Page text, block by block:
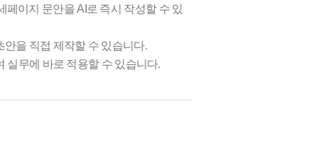
페이지 문안을 AI로 즉시 작성할 수 있
안을 직접 제작할 수 있습니다.
실무에 바로 적용할 수 있습니다.